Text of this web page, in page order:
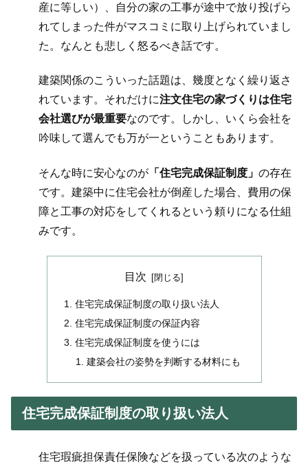
産に等しい）、自分の家の工事が途中で放り投げら
れてしまった件がマスコミに取り上げられていまし
た。なんとも悲しく怒るべき話です。
建築関係のこういった話題は、幾度となく繰り返さ
れています。それだけに注文住宅の家づくりは住宅
会社選びが最重要なのです。しかし、いくら会社を
吟味して選んでも万が一ということもあります。
そんな時に安心なのが 「住宅完成保証制度」 の存在
です。建築中に住宅会社が倒産した場合、費用の保
障と工事の対応をしてくれるという頼りになる仕組
みです。
目次
住宅完成保証制度の取り扱い法人
住宅完成保証制度の保証内容
住宅完成保証制度を使うには
建築会社の姿勢を判断する材料にも
住宅完成保証制度の取り扱い法人
住宅瑕疵担保責任保険などを扱っている次のような